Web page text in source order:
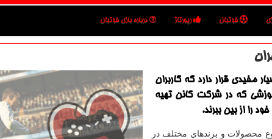
فوتبال رپورتاژ درباره بازی فوتبال
مفیدی قرار دارد كه كاربران
كه در شركت كانن تهیه
را از بین ببرند.
محصولات و برندهای مختلف در